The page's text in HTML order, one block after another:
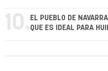
10. EL PUEBLO DE
QUE ES IDEAL PARA